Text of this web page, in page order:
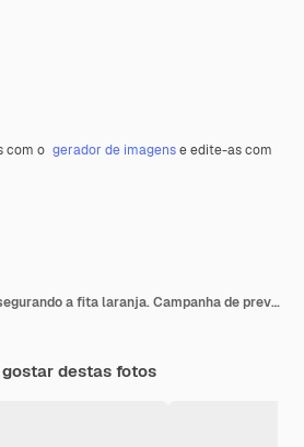
com o gerador de imagense edite-as com
Homem e mulher segurando a fita laranja. Campanha de prevenção ao câncer de pele, melanoma, dezembro laranja
destas fotos